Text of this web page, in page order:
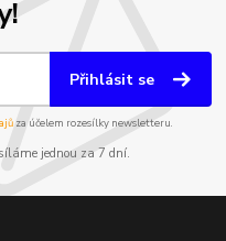
Přihlásit se
za účelem rozesílky newsletteru.
jednou za 7 dní.